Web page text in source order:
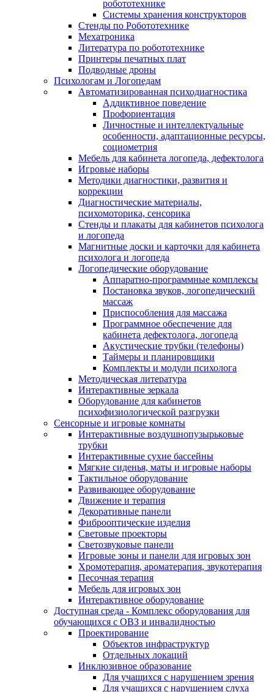
робототехнике
Системы хранения конструкторов
Стенды по Робототехнике
Мехатроника
Литература по робототехнике
Принтеры печатных плат
Подводные дроны
Психологам и Логопедам
Автоматизированная психодиагностика
Аддиктивное поведение
Профориентация
Личностные и интеллектуальные
особенности, адаптационные ресурсы,
социометрия
Мебель для кабинета логопеда, дефектолога
Игровые наборы
Методики диагностики, развития и
коррекции
Диагностические материалы,
психомоторика, сенсорика
Стенды и плакаты для кабинетов психолога
и логопеда
Магнитные доски и карточки для кабинета
психолога и логопеда
Логопедические оборудование
Аппаратно-программные комплексы
Постановка звуков, логопедический
массаж
Приспособления для массажа
Программное обеспечение для
кабинета дефектолога, логопеда
Акустические трубки (телефоны)
Таймеры и планировщики
Комплекты и модули психолога
Методическая литература
Интерактивные зеркала
Оборудование для кабинетов
психофизиологической разгрузки
Сенсорные и игровые комнаты
Интерактивные воздушнопузырьковые
трубки
Интерактивные сухие бассейны
Мягкие сиденья, маты и игровые наборы
Тактильное оборудование
Развивающее оборудование
Движение и терапия
Декоративные панели
Фиброоптические изделия
Световые проекторы
Светозвуковые панели
Игровые зоны и панели для игровых зон
Хромотерапия, ароматерапия, звукотерапия
Песочная терапия
Мебель для игровых зон
Интерактивное оборудование
Доступная среда - Комплекс оборудования для
обучающихся с ОВЗ и инвалидностью
Проектирование
Объектов инфраструктур
Отдельных локаций
Инклюзивное образование
Для учащихся с нарушением зрения
Для учащихся с нарушением слуха